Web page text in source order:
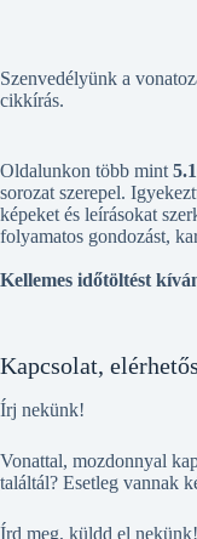
Szenvedélyünk a
cikkírás.
Oldalunkon több mint
sorozat szerepel.
képeket és leírásokat
folyamatos gondozást,
Kellemes időtöltést
Kapcsolat,
Írj nekünk!
Vonattal, mozdonnyal
találtál? Esetleg vannak
Írd meg, küldd el nekünk!